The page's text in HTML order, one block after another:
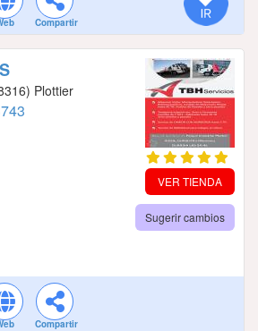
Compartir
Plottier
VER TIENDA
Sugerir cambios
Compartir